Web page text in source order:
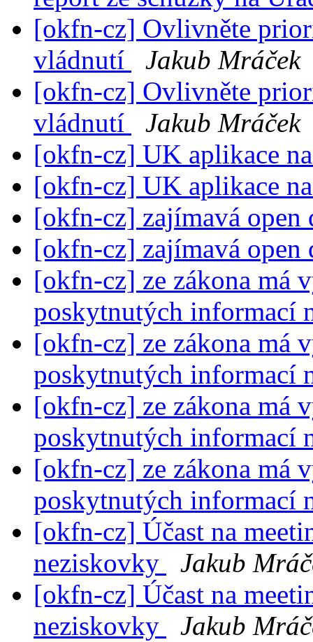
[okfn-cz] Ovlivněte
vládnutí
Jakub Mráček
[okfn-cz] Ovlivněte
vládnutí
Jakub Mráček
[okfn-cz] UK aplikace
[okfn-cz] UK aplikace
[okfn-cz] zajímavá open
[okfn-cz] zajímavá open
[okfn-cz] ze zákona má
poskytnutých informací
[okfn-cz] ze zákona má
poskytnutých informací
[okfn-cz] ze zákona má
poskytnutých informací
[okfn-cz] ze zákona má
poskytnutých informací
[okfn-cz] Účast na
neziskovky
Jakub
[okfn-cz] Účast na
neziskovky
Jakub